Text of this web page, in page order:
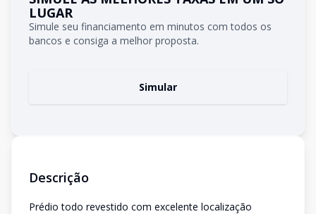
LUGAR
Simule seu financiamento em minutos com todos os
bancos e consiga a melhor proposta.
Simular
Descrição
Prédio todo revestido com excelente localização